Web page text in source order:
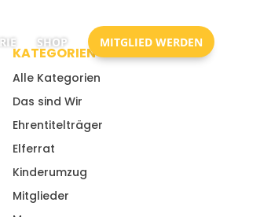
SHOP MITGLIED WERDEN
KATEGORIEN
Alle Kategorien
Das sind Wir
Ehrentitelträger
Elferrat
Kinderumzug
Mitglieder